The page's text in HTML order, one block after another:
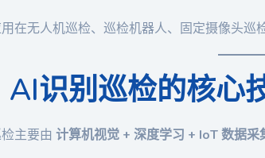
在无人机巡检、巡检机器人、固定摄像头巡
AI识别巡检的核心
主要由 计算机视觉 + 深度学习 + IoT 数据采